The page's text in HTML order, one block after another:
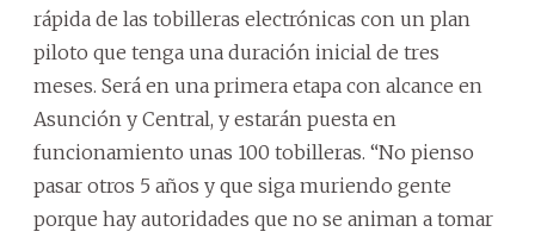
rápida de las tobilleras electrónicas con un plan
piloto que tenga una duración inicial de tres
meses. Será en una primera etapa con alcance en
Asunción y Central, y estarán puesta en
funcionamiento unas 100 tobilleras. “No pienso
pasar otros 5 años y que siga muriendo gente
porque hay autoridades que no se animan a tomar